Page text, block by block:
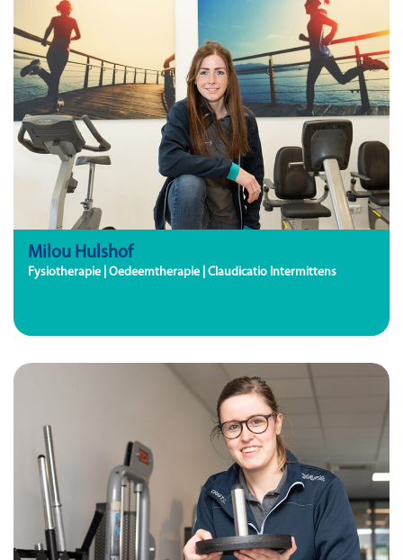
Milou Hulshof
Fysiotherapie | Oedeemtherapie | Claudicatio Intermittens